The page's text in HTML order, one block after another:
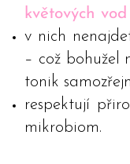
květových
v nich
– což bohužel
tonik
respektují
mikrobiom.